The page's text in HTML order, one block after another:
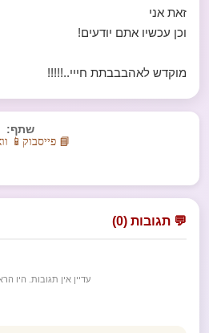
זאת אני
וכן עכשיו אתם יודעים!
מוקדש לאהבבבתת חייי..!!!!!
שתף:
📘 פייסבוק 📱
💬 תגובות (0)
עדיין אין תגובות. היו